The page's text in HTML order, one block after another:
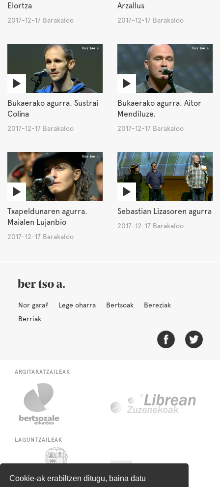
Cookie-ak erabiltzen ditugu, baina datu
Elortza
2017-12-17 Barakaldo
Arzallus
2017-12-17 Barakaldo
Bukaerako agurra. Sustrai
Colina
2017-12-17 Barakaldo
Bukaerako agurra. Aitor
Mendiluze.
2017-12-17 Barakaldo
Txapeldunaren agurra.
Maialen Lujanbio
2017-12-17 Barakaldo
Sebastian Lizasoren agurra
2017-12-17 Barakaldo
Nor gara? Lege oharra Bertsoak
Bereziak
Berriak
ARGITARATZAILEAK
LAGUNTZAILEAK